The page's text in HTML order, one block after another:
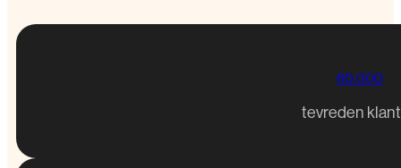
60.000
tevreden